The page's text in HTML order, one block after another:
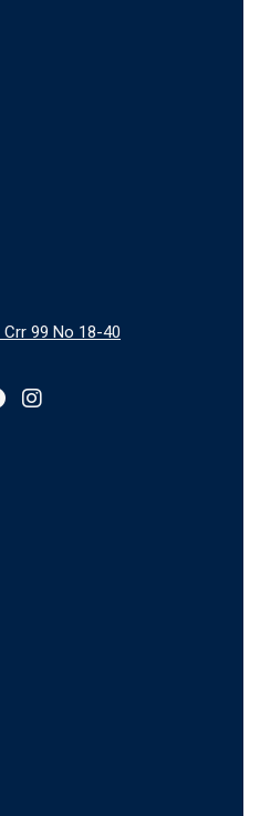
Crr 99 No 18-40